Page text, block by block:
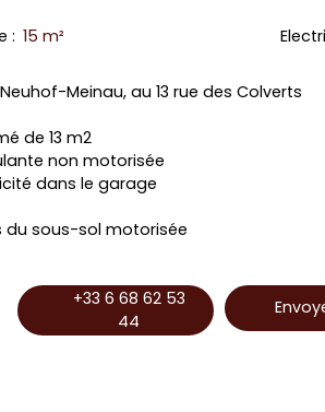
: 15 m²
Meinau, au 13 rue des Colverts
de 13 m2
non motorisée
dans le garage
du sous-sol motorisée
+33 6 68 62 53
44